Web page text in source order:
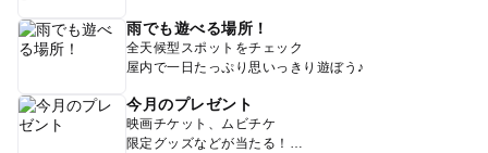
雨でも遊べる場所！
全天候型スポットをチェック
屋内で一日たっぷり思いっきり遊ぼう♪
今月のプレゼント
映画チケット、ムビチケ
限定グッズなどが当たる！